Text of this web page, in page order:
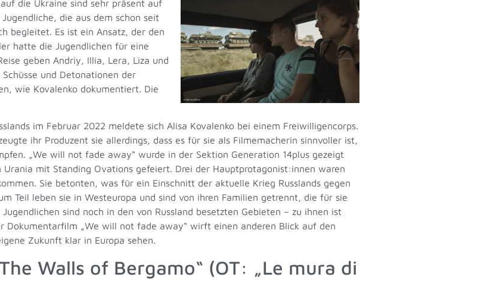
die Ukraine sind sehr präsent auf
die aus dem schon seit
begleitet. Es ist ein Ansatz, der den
hatte die Jugendlichen für eine
geben Andriy, Illia, Lera, Liza und
und Detonationen der
wie Kovalenko dokumentiert. Die
im Februar 2022 meldete sich Alisa Kovalenko bei einem Freiwilligencorps.
ihr Produzent sie allerdings, dass es für sie als Filmemacherin sinnvoller ist,
„We will not fade away“ wurde in der Sektion Generation 14plus gezeigt
Urania mit Standing Ovations gefeiert. Drei der Hauptprotagonist:innen waren
Sie betonten, was für ein Einschnitt der aktuelle Krieg Russlands gegen
Teil leben sie in Westeuropa und sind von ihren Familien getrennt, die für sie
sind noch in den von Russland besetzten Gebieten – zu ihnen ist
Dokumentarfilm „We will not fade away“ wirft einen anderen Blick auf den
Zukunft klar in Europa sehen.
Walls of Bergamo“ (OT: „Le mura di